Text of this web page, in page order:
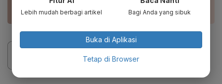
Kerja untuk Tekan Kredit Macet
Lebih mudah berbagi artikel Bagi Anda yang sibuk
Buka di Aplikasi
Tetap di Browser